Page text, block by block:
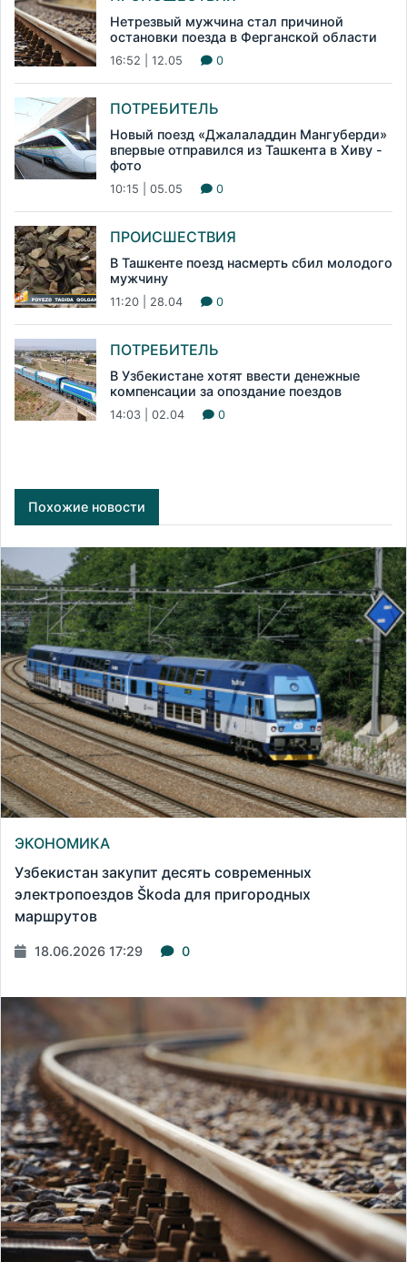
Нетрезвый мужчина стал причиной
остановки поезда в Ферганской области
16:52 | 12.05 0
ПОТРЕБИТЕЛЬ
Новый поезд «Джалаладдин Мангуберди»
впервые отправился из Ташкента в Хиву -
фото
10:15 | 05.05 0
ПРОИСШЕСТВИЯ
В Ташкенте поезд насмерть сбил молодого
мужчину
11:20 | 28.04 0
ПОТРЕБИТЕЛЬ
В Узбекистане хотят ввести денежные
компенсации за опоздание поездов
14:03 | 02.04 0
Похожие новости
ЭКОНОМИКА
Узбекистан закупит десять современных
электропоездов Škoda для пригородных
маршрутов
18.06.2026 17:29 0